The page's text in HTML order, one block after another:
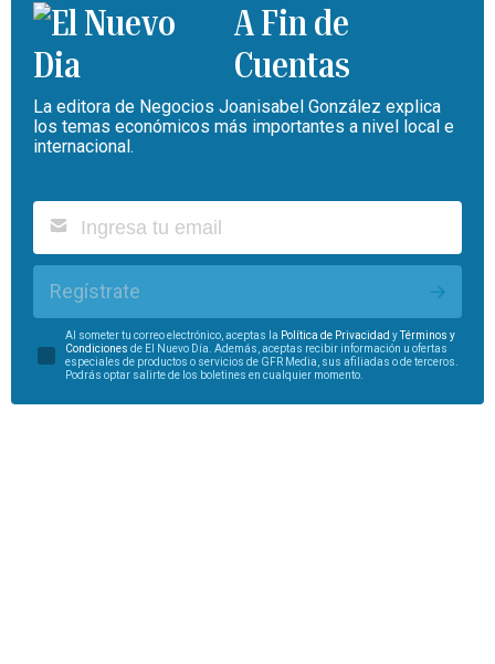
A Fin de
Cuentas
La editora de Negocios Joanisabel González explica
los temas económicos más importantes a nivel local e
internacional.
Regístrate
Al someter tu correo electrónico, aceptas la Política de Privacidad yTérminos y
Condiciones de El Nuevo Día. Además, aceptas recibir información u ofertas
especiales de productos o servicios de GFR Media, sus afiliadas o de terceros.
Podrás optar salirte de los boletines en cualquier momento.